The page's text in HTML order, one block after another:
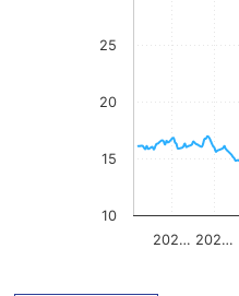
202… 202…
10
15
20
25